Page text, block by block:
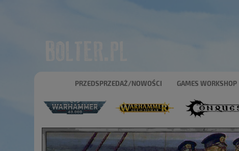
PRZEDSPRZEDAŻ/NOWOŚCI GAMES WORKSHOP